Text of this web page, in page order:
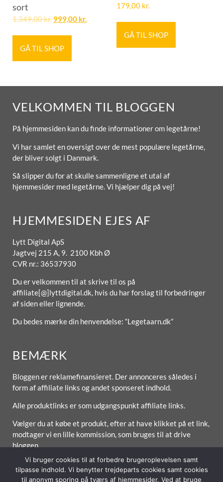
sort
1.349,00kr. 999,00 kr.
GÅ TIL SHOP
179,00 kr.
GÅ TIL SHOP
VELKOMMEN TIL BLOGGEN
På hjemmesiden kan du finde informationer om legetårne!
Vi har samlet en oversigt over de mest populære legetårne,
der bliver solgt i Danmark.
Så slipper du for at skulle sammenligne et utal af
hjemmesider med legetårne. Vi hjælper dig på vej!
HJEMMESIDEN EJES AF
Lytt Digital ApS
Jagtvej 215 A, 9. 2100 Kbh Ø
CVR nr.: 36537930
Du er velkommen til at skrive til os på
affiliate[@]lyttdigital.dk, hvis du har forslag til forbedringer
af siden eller lignende.
Du bedes mærke din henvendelse: “Legetaarn.dk”
BEMÆRK
Bloggen er reklamefinansieret. Der annonceres således i
form af affiliate links og andet sponseret indhold.
Alle produktlinks er som udgangspunkt affiliate links.
Vælger du at købe et produkt, efter at have klikket på et link,
modtager vi en lille kommission, som bruges til at drive
bloggen.
Vi bruger cookies til at forbedre brugeroplevelsen samt
tilpasse indhold. Vi benytter trejdeparts cookies samt cookies
til anonym sporing på tværs af hjemmesider. Ved at bruge